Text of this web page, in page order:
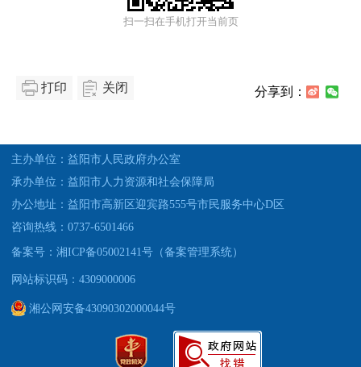
扫一扫在手机打开当前页
打印 关闭 分享到：
主办单位：益阳市人民政府办公室
承办单位：益阳市人力资源和社会保障局
办公地址：益阳市高新区迎宾路555号市民服务中心D区
咨询热线：0737-6501466
备案号：湘ICP备05002141号（备案管理系统）
网站标识码：4309000006
湘公网安备43090302000044号